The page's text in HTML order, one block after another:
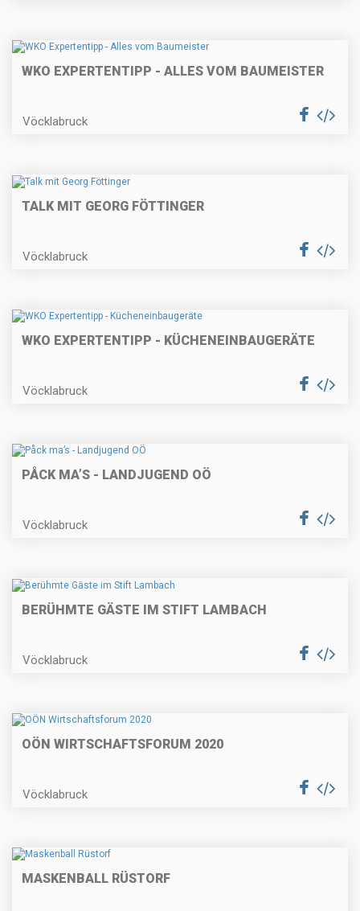
WKO EXPERTENTIPP - ALLES VOM BAUMEISTER
Vöcklabruck
TALK MIT GEORG FÖTTINGER
Vöcklabruck
WKO EXPERTENTIPP - KÜCHENEINBAUGERÄTE
Vöcklabruck
PÅCK MA’S - LANDJUGEND OÖ
Vöcklabruck
BERÜHMTE GÄSTE IM STIFT LAMBACH
Vöcklabruck
OÖN WIRTSCHAFTSFORUM 2020
Vöcklabruck
MASKENBALL RÜSTORF